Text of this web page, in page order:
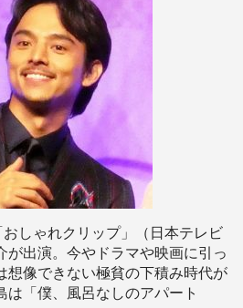
しゃれクリップ」（日本テレビ
が出演。今やドラマや映画に引っ
想像できない極貧の下積み時代が
は「僕、風呂なしのアパート